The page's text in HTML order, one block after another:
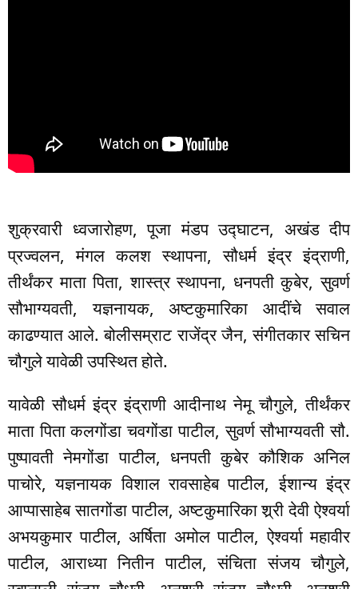
शुक्रवारी ध्वजारोहण, पूजा मंडप उद्घाटन, अखंड दीप
प्रज्वलन, मंगल कलश स्थापना, सौधर्म इंद्र इंद्राणी,
तीर्थंकर माता पिता, शास्त्र स्थापना, धनपती कुबेर, सुवर्ण
सौभाग्यवती, यज्ञनायक, अष्टकुमारिका आदींचे सवाल
काढण्यात आले. बोलीसम्राट राजेंद्र जैन, संगीतकार सचिन
चौगुले यावेळी उपस्थित होते.
यावेळी सौधर्म इंद्र इंद्राणी आदीनाथ नेमू चौगुले, तीर्थंकर
माता पिता कलगोंडा चवगोंडा पाटील, सुवर्ण सौभाग्यवती सौ.
पुष्पावती नेमगोंडा पाटील, धनपती कुबेर कौशिक अनिल
पाचोरे, यज्ञनायक विशाल रावसाहेब पाटील, ईशान्य इंद्र
आप्पासाहेब सातगोंडा पाटील, अष्टकुमारिका श्र्री देवी ऐश्वर्या
अभयकुमार पाटील, अर्षिता अमोल पाटील, ऐश्वर्या महावीर
पाटील, आराध्या नितीन पाटील, संचिता संजय चौगुले,